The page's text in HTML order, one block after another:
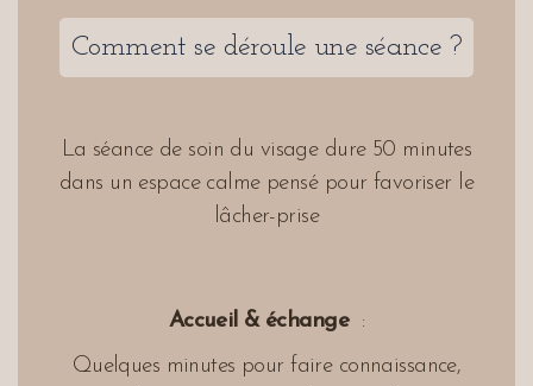
Comment se déroule une séance ?
La séance de soin du visage dure 50 minutes
dans un espace calme pensé pour favoriser le
lâcher-prise
Accueil & échange :
Quelques minutes pour faire connaissance,